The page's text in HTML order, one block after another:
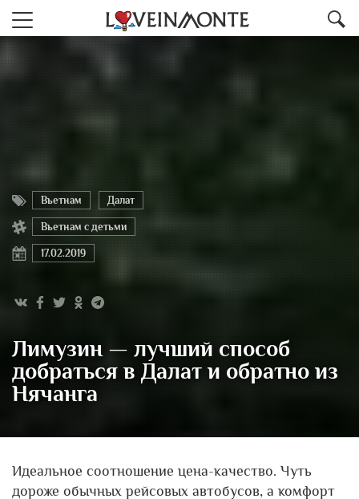
Вьетнам Далат
Вьетнам с детьми
17.02.2019
Лимузин — лучший способ
добраться в Далат и обратно из
Нячанга
Идеальное соотношение цена-качество. Чуть
дороже обычных рейсовых автобусов, а комфорт